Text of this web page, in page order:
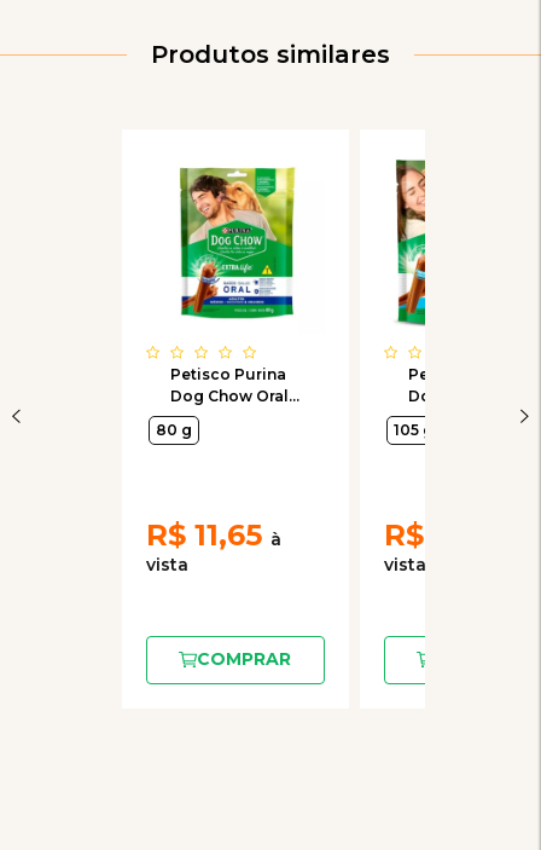
Produtos similares
Petisco Purina
Dog Chow Oral
Extra Life para
Cães Adultos de
80 g
R$ 11,65
COMPRAR
Petisco Purina
Dog Chow Oral
Extra Life para
Cães Adultos de
105 g
R$